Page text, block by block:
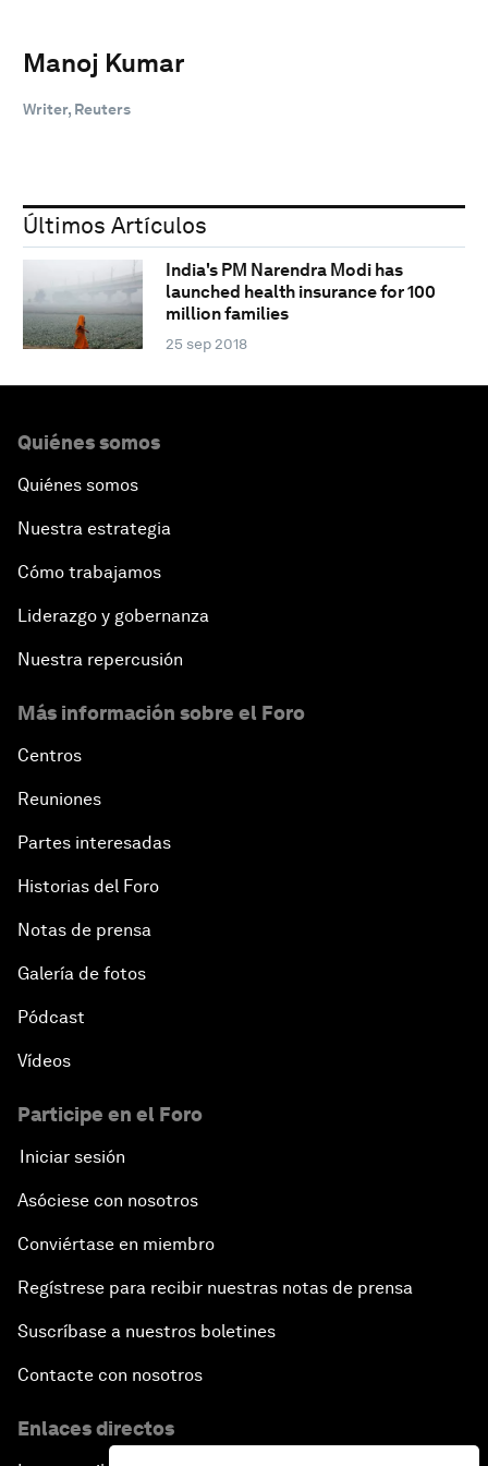
Manoj Kumar
Writer, Reuters
Últimos Artículos
India's PM Narendra Modi has
launched health insurance for 100
million families
25 sep 2018
Quiénes somos
Quiénes somos
Nuestra estrategia
Cómo trabajamos
Liderazgo y gobernanza
Nuestra repercusión
Más información sobre el Foro
Centros
Reuniones
Partes interesadas
Historias del Foro
Notas de prensa
Galería de fotos
Pódcast
Vídeos
Participe en el Foro
Iniciar sesión
Asóciese con nosotros
Conviértase en miembro
Regístrese para recibir nuestras notas de prensa
Suscríbase a nuestros boletines
Contacte con nosotros
Enlaces directos